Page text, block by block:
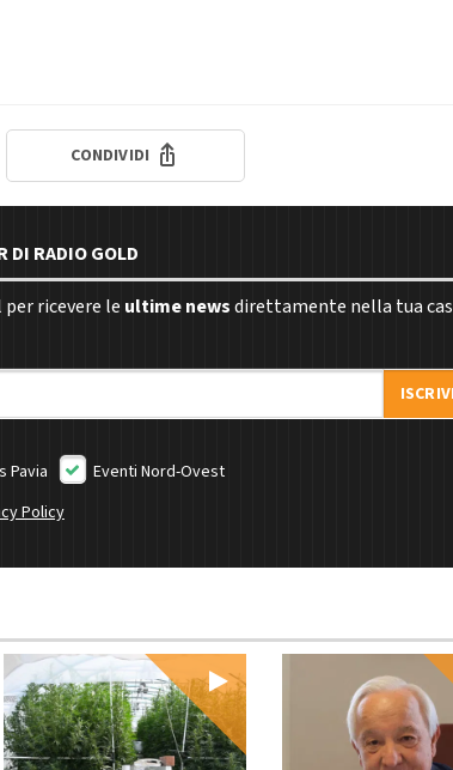
CONDIVIDI
DI RADIO GOLD
ricevere le ultime newsdirettamente nella tua
Pavia
Eventi Nord-Ovest
Policy